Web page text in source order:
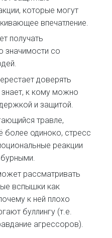
которые могут
впечатление.
получать
значимости со
доверять
к кому можно
и защитой.
травле,
более одиноко, стресс
реакции
рассматривать
вспышки как
к ней плохо
буллингу (т.е.
агрессоров).